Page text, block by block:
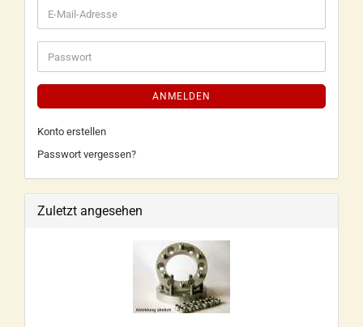
ANMELDEN
Konto erstellen
Passwort vergessen?
Zuletzt angesehen